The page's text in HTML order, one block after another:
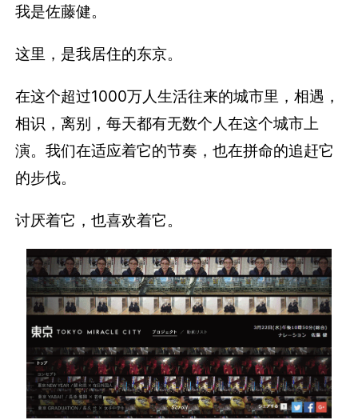
我是佐藤健。
这里，是我居住的东京。
在这个超过1000万人生活往来的城市里，相遇，
相识，离别，每天都有无数个人在这个城市上
演。我们在适应着它的节奏，也在拼命的追赶它
的步伐。
讨厌着它，也喜欢着它。